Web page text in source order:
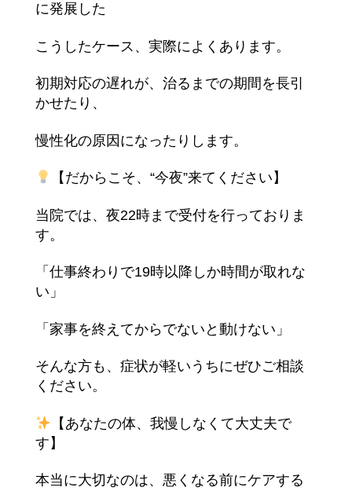
に発展した
こうしたケース、実際によくあります。
初期対応の遅れが、治るまでの期間を長引
かせたり、
慢性化の原因になったりします。
【だからこそ、“今夜”来てください】
当院では、夜22時まで受付を行っておりま
す。
「仕事終わりで19時以降しか時間が取れな
い」
「家事を終えてからでないと動けない」
そんな方も、症状が軽いうちにぜひご相談
ください。
【あなたの体、我慢しなくて大丈夫で
す】
本当に大切なのは、悪くなる前にケアする